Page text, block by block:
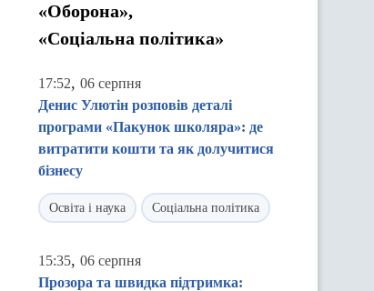
«Оборона»,
«Соціальна політика»
17:52, 06 серпня
Денис Улютін розповів деталі
програми «Пакунок школяра»: де
витратити кошти та як долучитися
бізнесу
Освіта і наука Соціальна політика
15:35, 06 серпня
Прозора та швидка підтримка: